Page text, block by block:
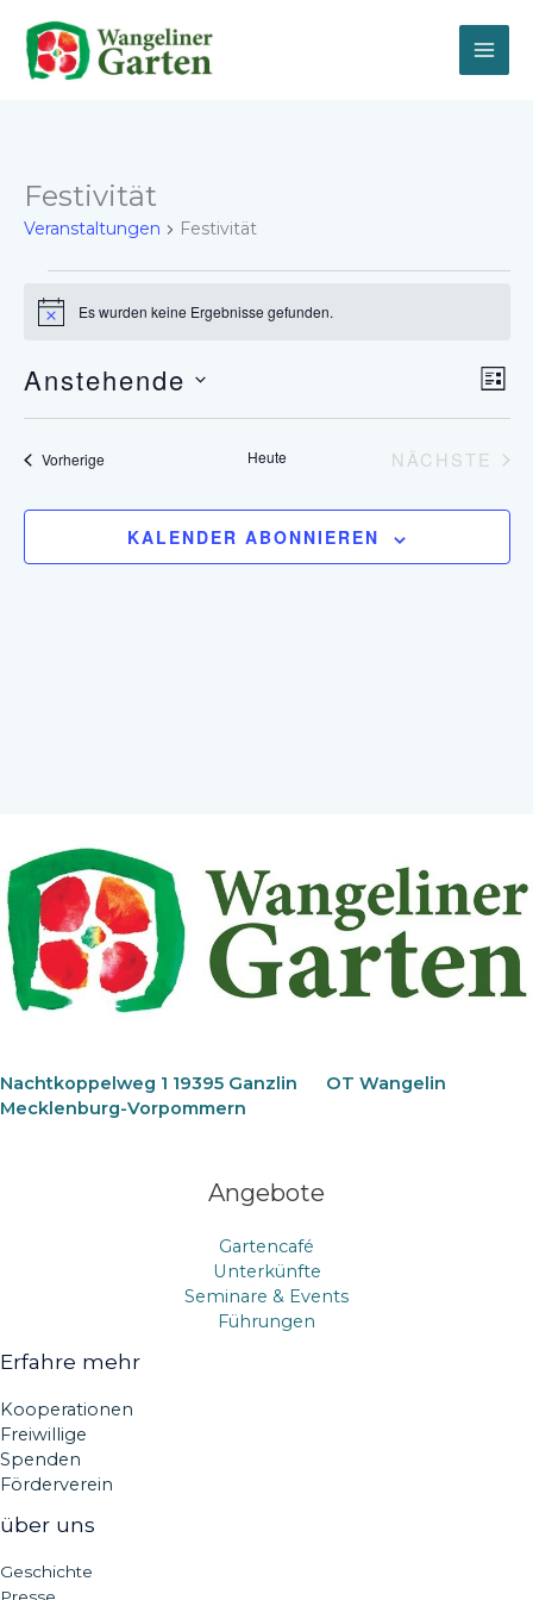
Inhalt
springen
Festivität
Veranstaltungen Festivität
HinweisEs wurden keine Ergebnisse gefunden.
Anstehende
VorherigeVeranstaltungen Heute
NÄCHSTE
KALENDER ABONNIEREN
Nachtkoppelweg 1 19395 Ganzlin OT Wangelin
Mecklenburg-Vorpommern
Angebote
Gartencafé
Unterkünfte
Seminare & Events
Führungen
Erfahre mehr
Kooperationen
Freiwillige
Spenden
Förderverein
über uns
Geschichte